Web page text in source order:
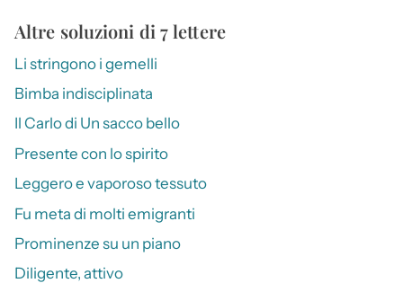
Altre soluzioni di 7 lettere
Li stringono i gemelli
Bimba indisciplinata
Il Carlo di Un sacco bello
Presente con lo spirito
Leggero e vaporoso tessuto
Fu meta di molti emigranti
Prominenze su un piano
Diligente, attivo